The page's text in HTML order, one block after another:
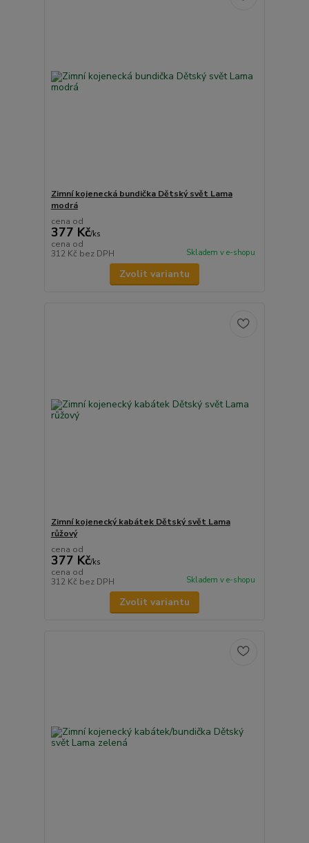
Zimní kojenecká bundička Dětský svět Lama
modrá
cena od
377 Kč/ks
cena od
312 Kč bez DPH Skladem v e-shopu
Zvolit variantu
Zimní kojenecký kabátek Dětský svět Lama
růžový
cena od
377 Kč/ks
cena od
312 Kč bez DPH Skladem v e-shopu
Zvolit variantu